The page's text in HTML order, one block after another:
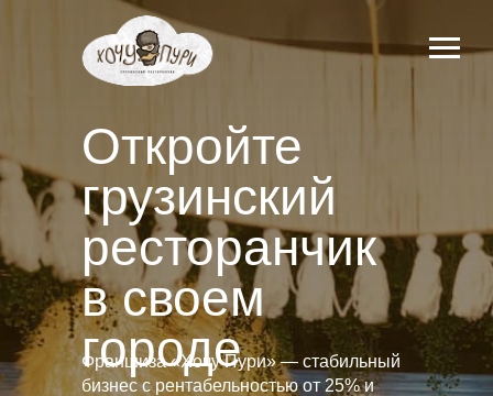
Откройте
грузинский
ресторанчик
в своем
городе
Франшиза «Хочу Пури» — стабильный
бизнес с рентабельностью от 25% и